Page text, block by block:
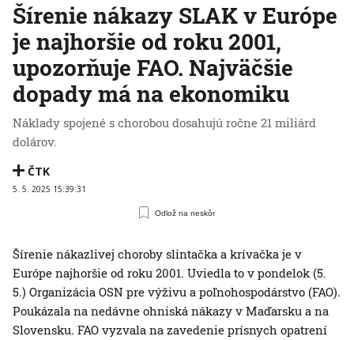
Šírenie nákazy SLAK v Európe
je najhoršie od roku 2001,
upozorňuje FAO. Najväčšie
dopady má na ekonomiku
Náklady spojené s chorobou dosahujú ročne 21 miliárd
dolárov.
ČTK
5. 5. 2025 15:39:31
Odlož na neskôr
Šírenie nákazlivej choroby slintačka a krívačka je v
Európe najhoršie od roku 2001. Uviedla to v pondelok (5.
5.) Organizácia OSN pre výživu a poľnohospodárstvo (FAO).
Poukázala na nedávne ohniská nákazy v Maďarsku a na
Slovensku. FAO vyzvala na zavedenie prísnych opatrení